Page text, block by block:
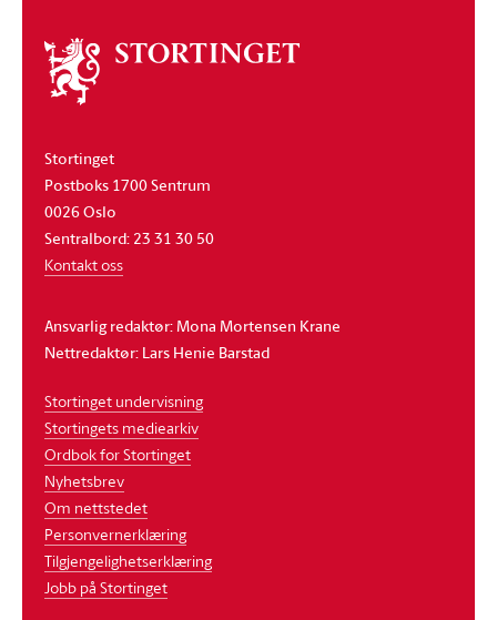
Om
stortinget
Stortinget
Postboks 1700 Sentrum
0026 Oslo
Sentralbord: 23 31 30 50
Kontakt oss
Ansvarlig redaktør: Mona Mortensen Krane
Nettredaktør: Lars Henie Barstad
Stortinget undervisning
Stortingets mediearkiv
Ordbok for Stortinget
Nyhetsbrev
Om nettstedet
Personvernerklæring
Tilgjengelighetserklæring
Jobb på Stortinget